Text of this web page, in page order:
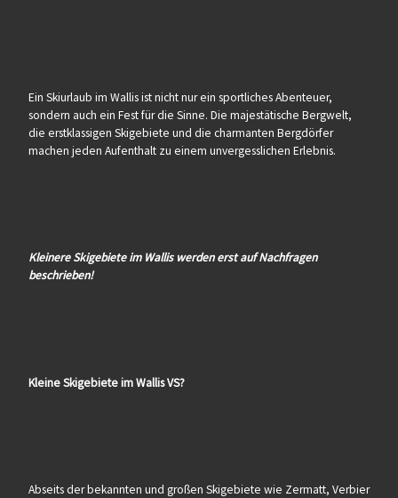
Ein Skiurlaub im Wallis ist nicht nur ein sportliches Abenteuer,
sondern auch ein Fest für die Sinne. Die majestätische Bergwelt,
die erstklassigen Skigebiete und die charmanten Bergdörfer
machen jeden Aufenthalt zu einem unvergesslichen Erlebnis.
Kleinere Skigebiete im Wallis werden erst auf Nachfragen
beschrieben!
Kleine Skigebiete im Wallis VS?
Abseits der bekannten und großen Skigebiete wie Zermatt, Verbier